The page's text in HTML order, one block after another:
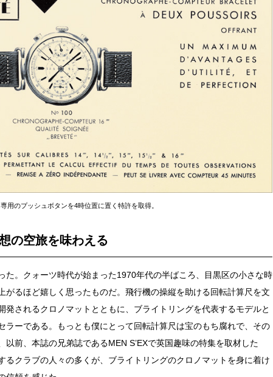
用のプッシュボタンを4時位置に置く特許を取得。
の空旅を味わえる
た。クォーツ時代が始まった1970年代の半ばころ、目黒区の小さな時
がるほど嬉しく思ったものだ。飛行機の操縦を助ける回転計算尺を文
発されるクロノマットとともに、ブライトリングを代表するモデルと
ラーである。もっとも僕にとって回転計算尺は宝のもち腐れで、その
前、本誌の兄弟誌であるMEN S’EXで英国趣味の特集を取材した
るクラブの人々の多くが、ブライトリングのクロノマットを身に着け